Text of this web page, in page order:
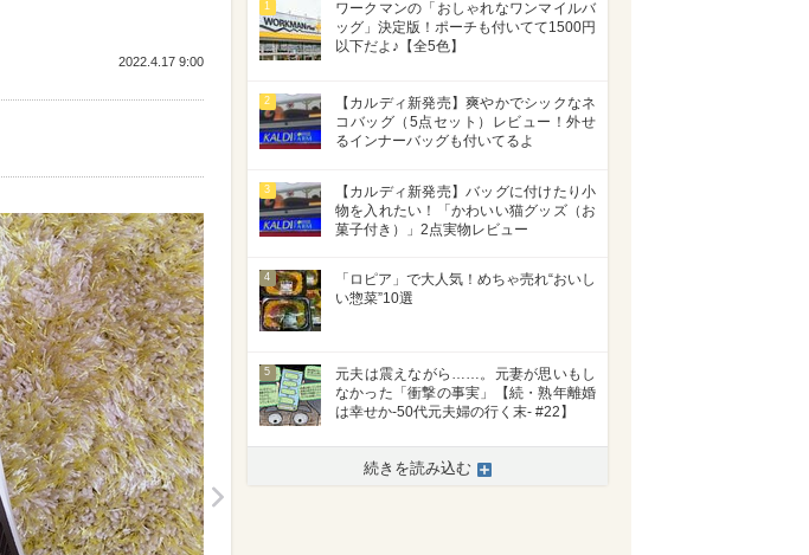
2022.4.17 9:00
1
ワークマンの「おしゃれなワンマイルバ
ッグ」決定版！ポーチも付いてて1500円
以下だよ♪【全5色】
2
【カルディ新発売】爽やかでシックなネ
コバッグ（5点セット）レビュー！外せ
るインナーバッグも付いてるよ
3
【カルディ新発売】バッグに付けたり小
物を入れたい！「かわいい猫グッズ（お
菓子付き）」2点実物レビュー
4
「ロピア」で大人気！めちゃ売れ“おいし
い惣菜”10選
5
元夫は震えながら……。元妻が思いもし
なかった「衝撃の事実」【続・熟年離婚
は幸せか-50代元夫婦の行く末- #22】
続きを読み込む